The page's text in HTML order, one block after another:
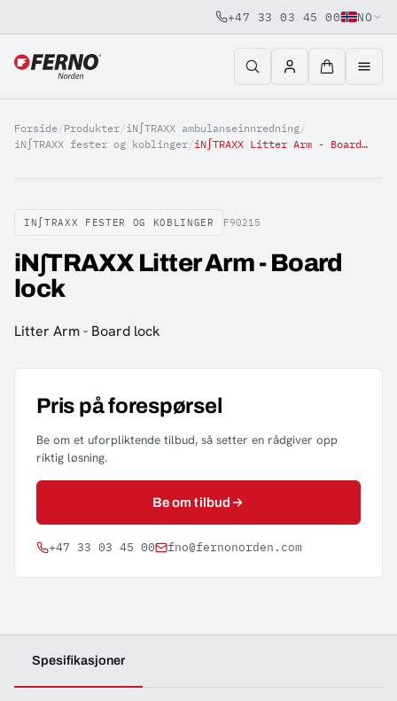
Jump to content
+47 33 03 45 00 NO
Forside/Produkter/iN∫TRAXX ambulanseinnredning/
iN∫TRAXX fester og koblinger/ iN∫TRAXX Litter Arm - Board lock
IN∫TRAXX FESTER OG KOBLINGER F90215
iN∫TRAXX Litter Arm - Board
lock
Litter Arm - Board lock
Pris på forespørsel
Be om et uforpliktende tilbud, så setter en rådgiver opp
riktig løsning.
Be om tilbud
+47 33 03 45 00 fno@fernonorden.com
Spesifikasjoner